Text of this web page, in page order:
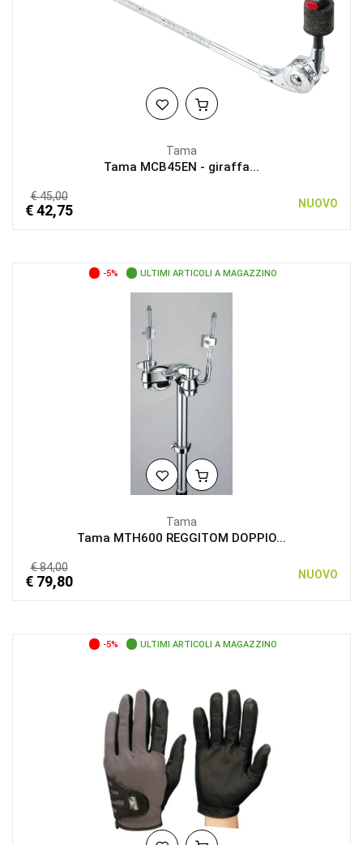
Tama
Tama MCB45EN - giraffa...
€ 45,00
€ 42,75 NUOVO
-5% ULTIMI ARTICOLI A MAGAZZINO
Tama
Tama MTH600 REGGITOM DOPPIO...
€ 84,00
€ 79,80 NUOVO
-5% ULTIMI ARTICOLI A MAGAZZINO